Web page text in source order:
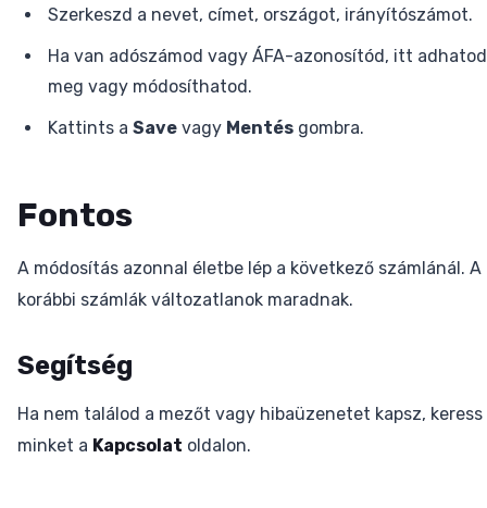
Szerkeszd a nevet, címet, országot, irányítószámot.
Ha van adószámod vagy ÁFA-azonosítód, itt adhatod
meg vagy módosíthatod.
Kattints a Save vagy Mentés gombra.
Fontos
A módosítás azonnal életbe lép a következő számlánál. A
korábbi számlák változatlanok maradnak.
Segítség
Ha nem találod a mezőt vagy hibaüzenetet kapsz, keress
minket a Kapcsolat oldalon.